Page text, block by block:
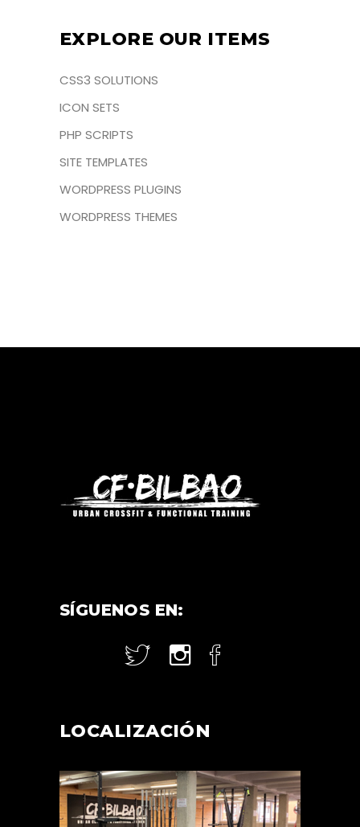
EXPLORE OUR ITEMS
CSS3 SOLUTIONS
ICON SETS
PHP SCRIPTS
SITE TEMPLATES
WORDPRESS PLUGINS
WORDPRESS THEMES
SÍGUENOS EN:
LOCALIZACIÓN